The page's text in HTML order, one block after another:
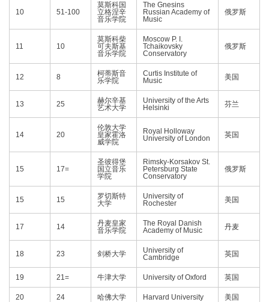
10 51-100
莫斯科国
立格涅辛
音乐学院
The Gnesins
Russian Academy of
Music
俄罗斯
11 10
莫斯科柴
可夫斯基
音乐学院
Moscow P. I.
Tchaikovsky
Conservatory
俄罗斯
12 8
柯蒂斯音
乐学院
Curtis Institute of
Music
美国
13 25
赫尔辛基
艺术大学
University of the Arts
Helsinki
芬兰
14 20
伦敦大学
皇家霍洛
威学院
Royal Holloway
University of London
英国
15 17=
圣彼得堡
国立音乐
学院
Rimsky-Korsakov St.
Petersburg State
Conservatory
俄罗斯
15 15
罗切斯特
大学
University of
Rochester
美国
17 14
丹麦皇家
音乐学院
The Royal Danish
Academy of Music
丹麦
18 23 剑桥大学
University of
Cambridge
英国
19 21= 牛津大学 University of Oxford 英国
20 24 哈佛大学 Harvard University 美国